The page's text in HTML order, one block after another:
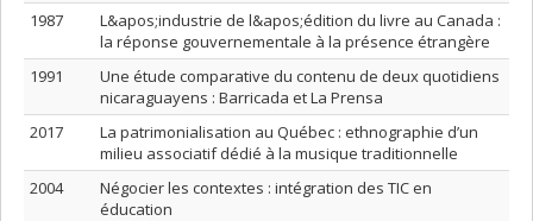
1987
L&apos;industrie de l&apos;édition du livre au Canada :
la réponse gouvernementale à la présence étrangère
1991
Une étude comparative du contenu de deux quotidiens
nicaraguayens : Barricada et La Prensa
2017
La patrimonialisation au Québec : ethnographie d’un
milieu associatif dédié à la musique traditionnelle
2004
Négocier les contextes : intégration des TIC en
éducation